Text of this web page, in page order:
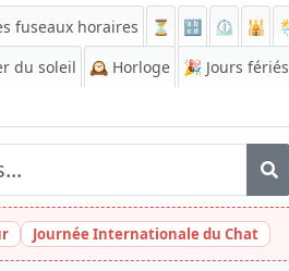
fuseaux horaires ⏳ 🔡 ⏲️ 🕌
du soleil 🕰️ Horloge 🎉 Jours fériés
Journée Internationale du Chat